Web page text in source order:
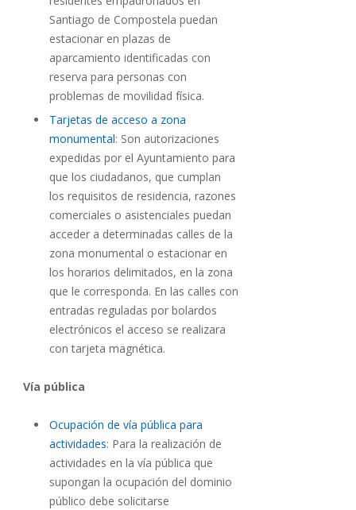
Santiago de Compostela puedan
estacionar en plazas de
aparcamiento identificadas con
reserva para personas con
problemas de movilidad física.
Tarjetas de acceso a zona
monumental: Son autorizaciones
expedidas por el Ayuntamiento para
que los ciudadanos, que cumplan
los requisitos de residencia, razones
comerciales o asistenciales puedan
acceder a determinadas calles de la
zona monumental o estacionar en
los horarios delimitados, en la zona
que le corresponda. En las calles con
entradas reguladas por bolardos
electrónicos el acceso se realizara
con tarjeta magnética.
Vía pública
Ocupación de vía pública para
actividades: Para la realización de
actividades en la vía pública que
supongan la ocupación del dominio
público debe solicitarse